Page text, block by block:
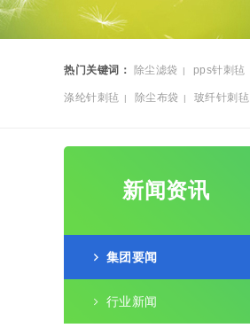
热门关键词： 除尘滤袋 | pps针刺毡
涤纶针刺毡 | 除尘布袋 | 玻纤针刺毡
新闻资讯
集团要闻
行业新闻